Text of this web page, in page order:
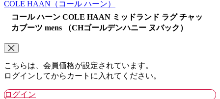
COLE HAAN （コール ハーン）
コール ハーン COLE HAAN ミッドランド ラグ チャッ
カブーツ mens （CHゴールデンハニー ヌバック）
こちらは、会員価格が設定されています。
ログインしてからカートに入れてください。
ログイン